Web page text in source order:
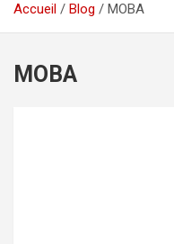
Accueil Blog MOBA
MOBA